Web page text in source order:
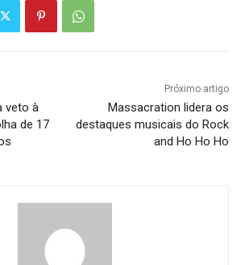
veto à
de 17
Próximo artigo
Massacration lidera os
destaques musicais do Rock
and Ho Ho Ho